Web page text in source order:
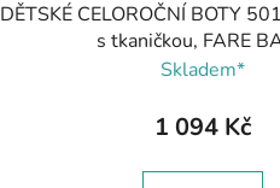
DĚTSKÉ CELOROČNÍ BOTY
s tkaničkou, FARE
Skladem*
1 094 Kč